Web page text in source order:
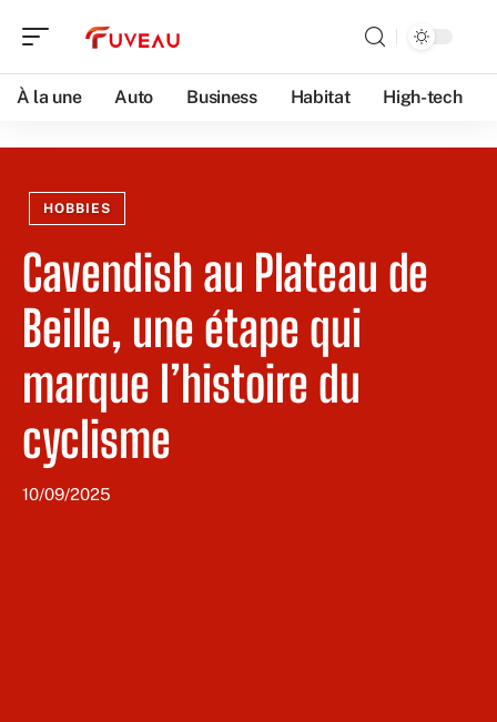
À la une Auto Business Habitat High-tech
HOBBIES
Cavendish au Plateau de
Beille, une étape qui
marque l’histoire du
cyclisme
10/09/2025